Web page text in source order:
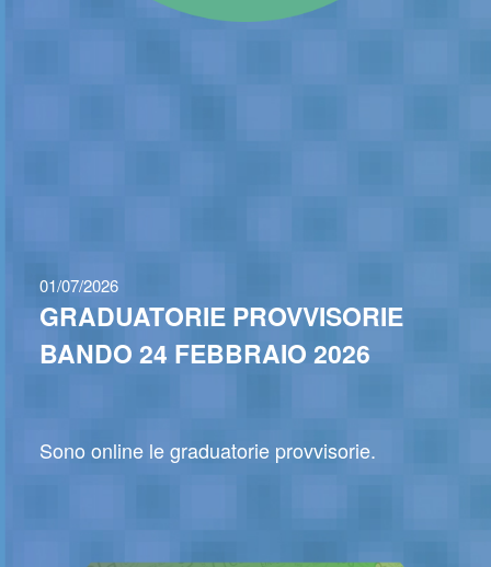
01/07/2026
GRADUATORIE PROVVISORIE
BANDO 24 FEBBRAIO 2026
Sono online le graduatorie provvisorie.